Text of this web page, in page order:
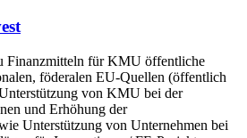
Finanzmitteln für KMU öffentliche
föderalen EU-Quellen (öffentlich
von KMU bei der
und Erhöhung der
Unterstützung von Unternehmen bei